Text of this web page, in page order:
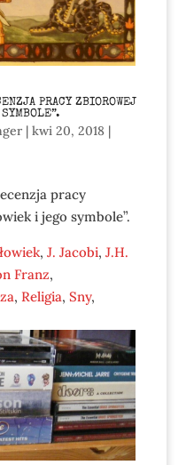
PRACY ZBIOROWEJ
| kwi 20, 2018|
pracy
i jego symbole”.
, J. Jacobi, J.H.
Franz,
, Religia, Sny,